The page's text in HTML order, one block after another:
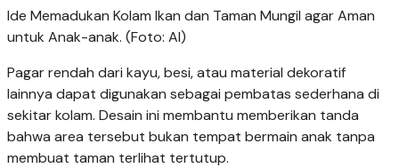
Ide Memadukan Kolam Ikan dan Taman Mungil agar Aman
untuk Anak-anak. (Foto: AI)
Pagar rendah dari kayu, besi, atau material dekoratif
lainnya dapat digunakan sebagai pembatas sederhana di
sekitar kolam. Desain ini membantu memberikan tanda
bahwa area tersebut bukan tempat bermain anak tanpa
membuat taman terlihat tertutup.